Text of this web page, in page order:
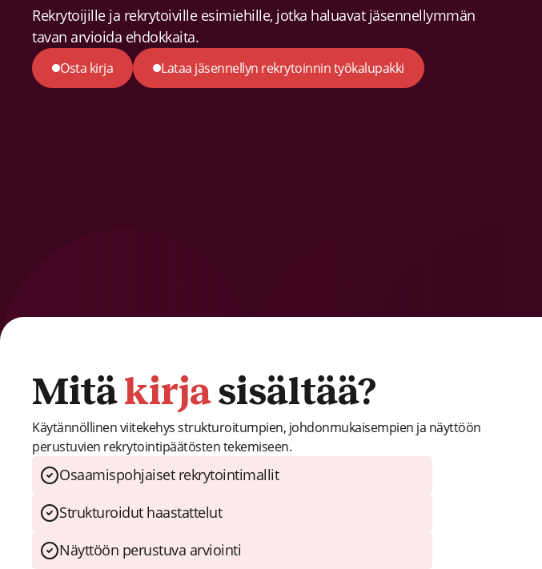
Rekrytoijille ja rekrytoiville esimiehille, jotka haluavat jäsennellymmän
tavan arvioida ehdokkaita.
Osta kirja Lataa jäsennellyn rekrytoinnin työkalupakki
Mitäkirjasisältää?
Käytännöllinen viitekehys strukturoitumpien, johdonmukaisempien ja näyttöön
perustuvien rekrytointipäätösten tekemiseen.
Osaamispohjaiset rekrytointimallit
Strukturoidut haastattelut
Näyttöön perustuva arviointi